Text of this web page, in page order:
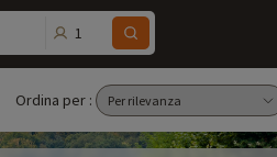
1
Ordina per :